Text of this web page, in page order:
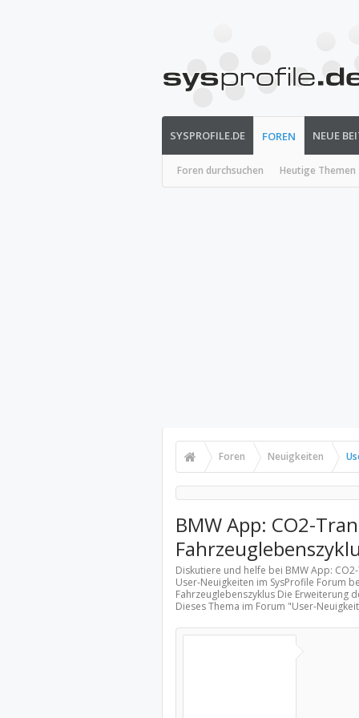
SYSPROFILE.DE FOREN
Foren durchsuchen Heutige Themen
NEUE
Foren Neuigkeiten
BMW App: CO2-
Diskutiere und helfe bei BMW App:
User-Neuigkeiten im SysProfile Forum
Fahrzeuglebenszyklus Die Erweiterung
Dieses Thema im Forum "User-